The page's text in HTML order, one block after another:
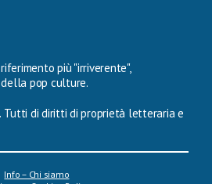
più "irriverente",
pop culture.
Tutti di diritti di proprietà letteraria e
Info – Chi siamo